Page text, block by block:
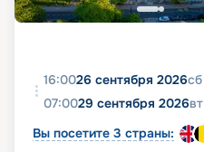
16:0026 сентября 2026сб
07:0029 сентября 2026вт
Вы посетите 3 страны: